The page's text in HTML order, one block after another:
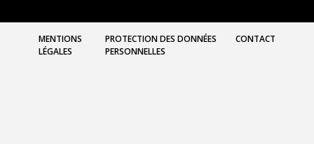
MENTIONS
LÉGALES
PROTECTION DES DONNÉES
PERSONNELLES
CONTACT